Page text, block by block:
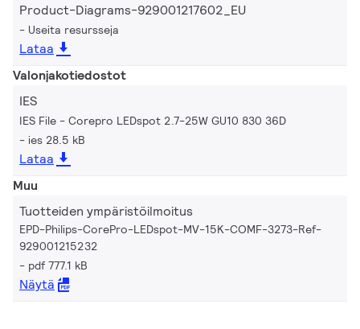
Product-Diagrams-929001217602_EU
Useita resursseja
Lataa
Valonjakotiedostot
IES
IES File - Corepro LEDspot 2.7-25W GU10 830 36D
ies 28.5 kB
Lataa
Muu
Tuotteiden ympäristöilmoitus
EPD-Philips-CorePro-LEDspot-MV-15K-COMF-3273-Ref-
929001215232
pdf 777.1 kB
Näytä